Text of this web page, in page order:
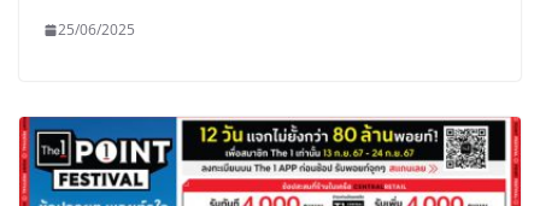
25/06/2025